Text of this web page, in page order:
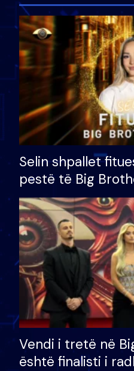
Selin shpallet
pestë të Big
çmimin e madh
Vendi i tretë në
është finalisti i